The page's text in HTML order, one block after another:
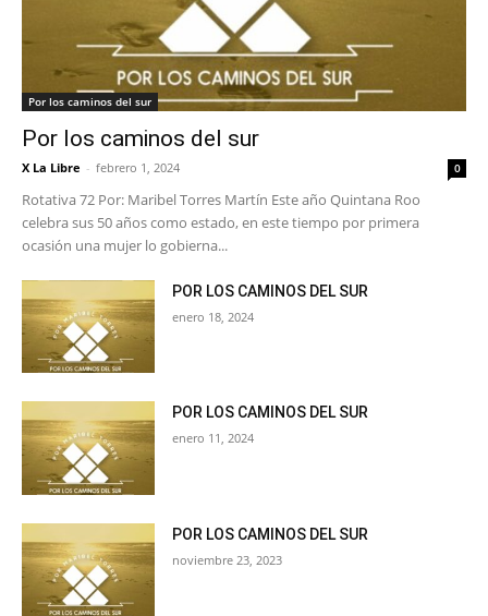
Por los caminos del sur
Por los caminos del sur
X La Libre - febrero 1, 2024 0
Rotativa 72 Por: Maribel Torres Martín Este año Quintana Roo
celebra sus 50 años como estado, en este tiempo por primera
ocasión una mujer lo gobierna...
POR LOS CAMINOS DEL SUR
enero 18, 2024
POR LOS CAMINOS DEL SUR
enero 11, 2024
POR LOS CAMINOS DEL SUR
noviembre 23, 2023